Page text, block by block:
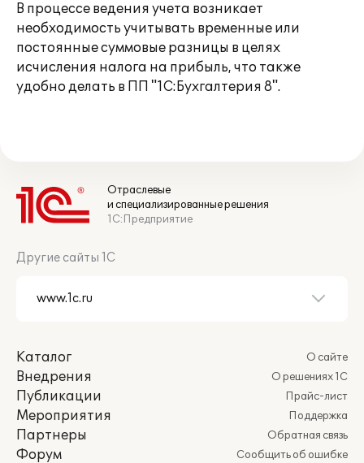
В процессе ведения учета возникает
необходимость учитывать временные или
постоянные суммовые разницы в целях
исчисления налога на прибыль, что также
удобно делать в ПП "1С:Бухгалтерия 8".
Отраслевые
и специализированные решения
1С:Предприятие
Другие сайты 1С
Каталог
Внедрения
Публикации
Мероприятия
Партнеры
Форум
О сайте
О решениях 1С
Прайс-лист
Поддержка
Обратная связь
Сообщить об ошибке